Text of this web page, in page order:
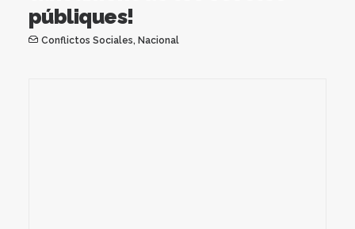
públiques!
Conflictos Sociales, Nacional